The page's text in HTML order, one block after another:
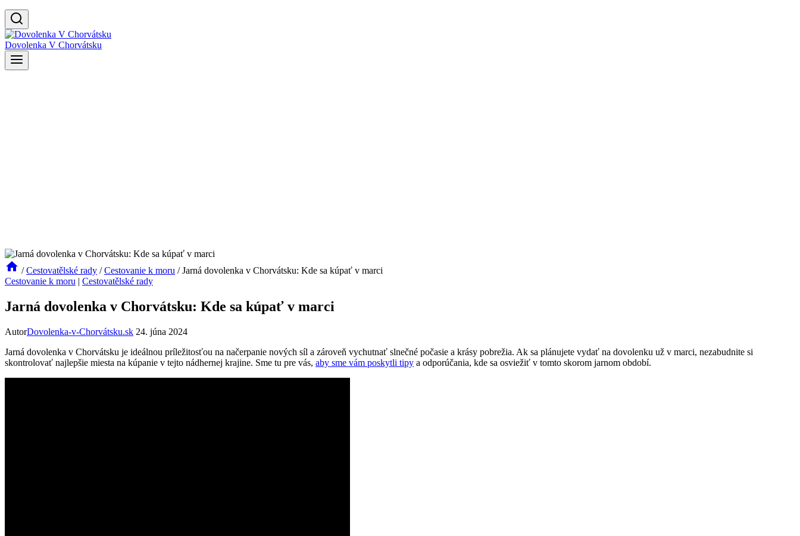
Dovolenka V Chorvátsku
/ Cestovatělské rady / Cestovanie k moru / Jarná dovolenka v Chorvátsku: Kde sa kúpať v marci
Cestovanie k moru | Cestovatělské rady
Jarná dovolenka v Chorvátsku: Kde sa kúpať v marci
AutorDovolenka-v-Chorvátsku.sk 24. júna 2024
Jarná dovolenka v Chorvátsku je ideálnou príležitosťou na načerpanie nových síl a zároveň vychutnať slnečné počasie a krásy pobrežia. Ak sa plánujete vydať na dovolenku už v marci, nezabudnite si
skontrolovať najlepšie miesta na kúpanie v tejto nádhernej krajine. Sme tu pre vás, aby sme vám poskytli tipy a odporúčania, kde sa osviežiť v tomto skorom jarnom období.